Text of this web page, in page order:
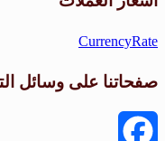
CurrencyRate
صفحاتنا على وسائل